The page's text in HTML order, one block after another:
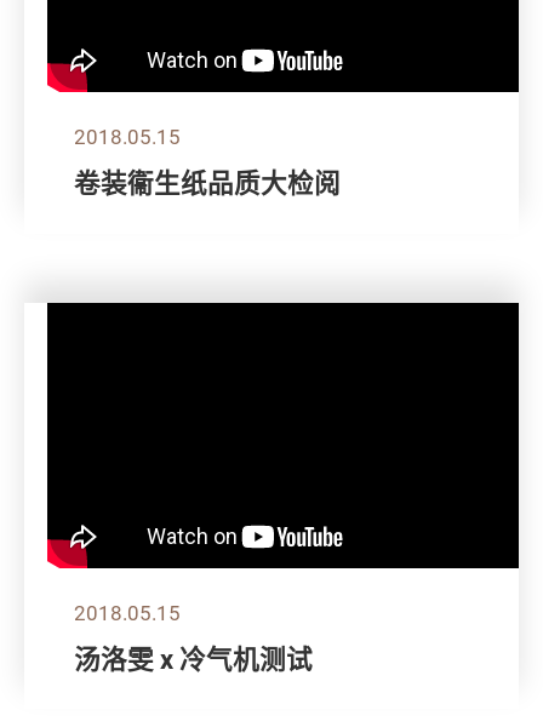
2018.05.15
卷装衞生纸品质大检阅
2018.05.15
汤洛雯 x 冷气机测试